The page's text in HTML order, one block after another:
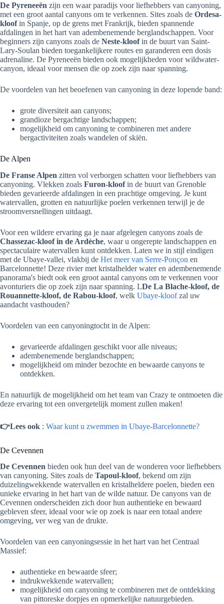
De Pyreneeën zijn een waar paradijs voor liefhebbers van canyoning,
met een groot aantal canyons om te verkennen. Sites zoals de Ordesa-
kloofin Spanje, op de grens met Frankrijk, bieden spannende
afdalingen in het hart van adembenemende berglandschappen. Voor
beginners zijn canyons zoals de Neste-kloofin de buurt van Saint-
Lary-Soulan bieden toegankelijkere routes en garanderen een dosis
adrenaline. De Pyreneeën bieden ook mogelijkheden voor wildwater-
canyon, ideaal voor mensen die op zoek zijn naar spanning.
De voordelen van het beoefenen van canyoning in deze lopende band:
grote diversiteit aan canyons;
grandioze bergachtige landschappen;
mogelijkheid om canyoning te combineren met andere
bergactiviteiten zoals wandelen of skiën.
De Alpen
De Franse Alpen zitten vol verborgen schatten voor liefhebbers van
canyoning. Vlekken zoals Furon-kloofin de buurt van Grenoble
bieden gevarieerde afdalingen in een prachtige omgeving. Je kunt
watervallen, grotten en natuurlijke poelen verkennen terwijl je de
stroomversnellingen uitdaagt.
Voor een wildere ervaring ga je naar afgelegen canyons zoals de
Chassezac-kloof in de Ardèche, waar u ongerepte landschappen en
spectaculaire watervallen kunt ontdekken. Laten we in stijl eindigen
met de Ubaye-vallei, vlakbij de Het meer van Serre-Ponçon en
Barcelonnette! Deze rivier met kristalhelder water en adembenemende
panorama's biedt ook een groot aantal canyons om te verkennen voor
avonturiers die op zoek zijn naar spanning. LDe La Blache-kloof, de
Rouannette-kloof, de Rabou-kloof, welk Ubaye-kloofzal uw
aandacht vasthouden?
Voordelen van een canyoningtocht in de Alpen:
gevarieerde afdalingen geschikt voor alle niveaus;
adembenemende berglandschappen;
mogelijkheid om minder bezochte en bewaarde canyons te
ontdekken.
En natuurlijk de mogelijkheid om het team van Crazy te ontmoeten die
deze ervaring tot een onvergetelijk moment zullen maken!
👉Lees ook : Waar kunt u zwemmen in Ubaye-Barcelonnette?
De Cevennen
De Cevennen bieden ook hun deel van de wonderen voor liefhebbers
van canyoning. Sites zoals de Tapoul-kloof, bekend om zijn
duizelingwekkende watervallen en kristalheldere poelen, bieden een
unieke ervaring in het hart van de wilde natuur. De canyons van de
Cevennen onderscheiden zich door hun authentieke en bewaard
gebleven sfeer, ideaal voor wie op zoek is naar een totaal andere
omgeving, ver weg van de drukte.
Voordelen van een canyoningsessie in het hart van het Centraal
Massief:
authentieke en bewaarde sfeer;
indrukwekkende watervallen;
mogelijkheid om canyoning te combineren met de ontdekking
van pittoreske dorpjes en opmerkelijke natuurgebieden.